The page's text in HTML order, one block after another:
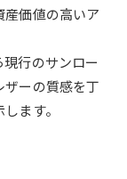
価値の高いア
行のサンロー
ーの質感を丁
ます。